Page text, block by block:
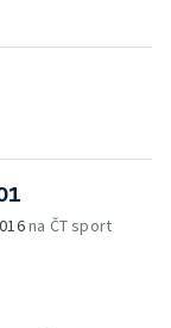
na ČT sport